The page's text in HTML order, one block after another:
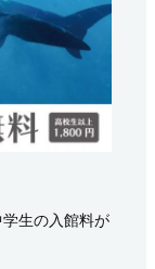
生の入館料が